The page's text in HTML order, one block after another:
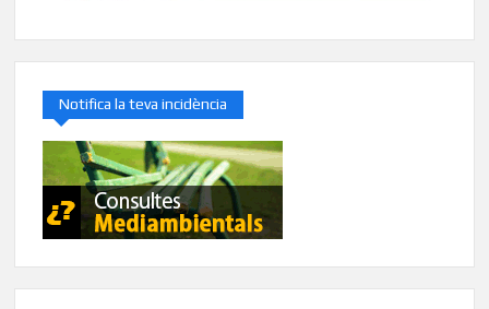
Notifica la teva incidència